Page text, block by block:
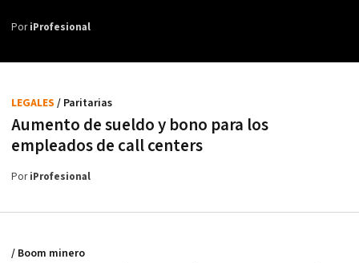
PoriProfesional
Aumento de sueldo y bono para los
empleados de call centers
LEGALES / Paritarias
PoriProfesional
/ Boom minero